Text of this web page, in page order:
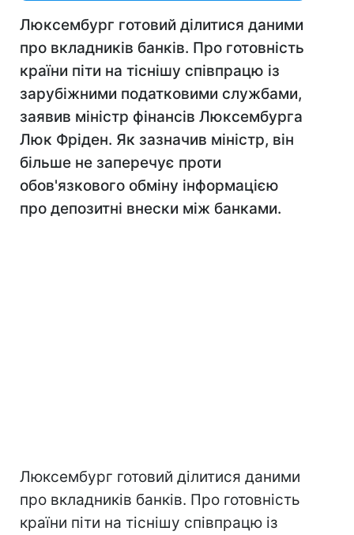
Люксембург готовий ділитися даними
про вкладників банків. Про готовність
країни піти на тіснішу співпрацю із
зарубіжними податковими службами,
заявив міністр фінансів Люксембурга
Люк Фріден. Як зазначив міністр, він
більше не заперечує проти
обов'язкового обміну інформацією
про депозитні внески між банками.
Люксембург готовий ділитися даними
про вкладників банків. Про готовність
країни піти на тіснішу співпрацю із